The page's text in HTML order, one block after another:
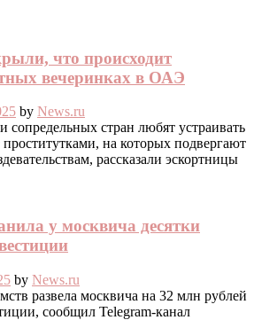
что происходит
вечеринках в ОАЭ
by News.ru
стран любят устраивать
на которых подвергают
рассказали эскортницы
у москвича десятки
by News.ru
развела москвича на 32 млн рублей
сообщил Telegram-канал